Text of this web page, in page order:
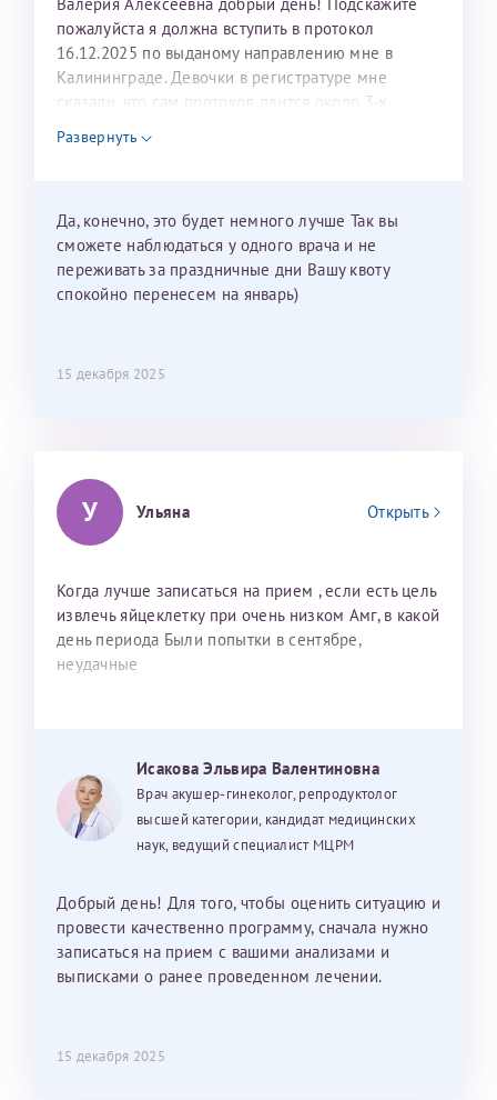
пожалуйста я должна вступить в протокол
16.12.2025 по выданому направлению мне в
Калининграде. Девочки в регистратуре мне
сказали, что сам протокол длится около 3-х
недель и 3 недели я должна находится в Питере.
Можно мне новый год провести в Калининграде и
Развернуть
Да, конечно, это будет немного лучше Так вы
сможете наблюдаться у одного врача и не
переживать за праздничные дни Вашу квоту
спокойно перенесем на январь)
15 декабря 2025
У Ульяна Открыть
Когда лучше записаться на прием , если есть цель
извлечь яйцеклетку при очень низком Амг, в какой
день периода Были попытки в сентябре,
неудачные
Исакова Эльвира Валентиновна
Врач акушер-гинеколог, репродуктолог
высшей категории, кандидат медицинских
наук, ведущий специалист МЦРМ
Добрый день! Для того, чтобы оценить ситуацию и
провести качественно программу, сначала нужно
записаться на прием с вашими анализами и
выписками о ранее проведенном лечении.
15 декабря 2025